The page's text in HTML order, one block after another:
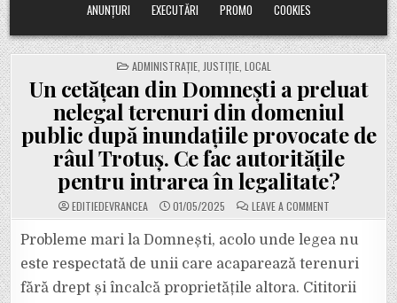
ANUNȚURI
EXECUTĂRI PROMO COOKIES
POSTED
IN
ADMINISTRAȚIE JUSTIȚIE LOCAL
Un cetățean din Domnești a preluat
nelegal terenuri din domeniul
public după inundațiile provocate de
râul Trotuș. Ce fac autoritățile
pentru intrarea în legalitate?
EDITIEDEVRANCEA 01/05/2025 LEAVE A COMMENT
UN
DIN
DOMNEȘTI
A
PRELUAT
NELEGAL
TERENURI
Probleme mari la Domnești, acolo unde legea nu
este respectată de unii care acaparează terenuri
fără drept și încalcă proprietățile altora. Cititorii